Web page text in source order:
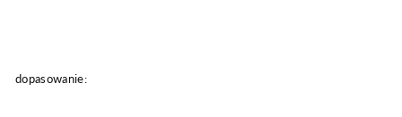
dopasowanie: